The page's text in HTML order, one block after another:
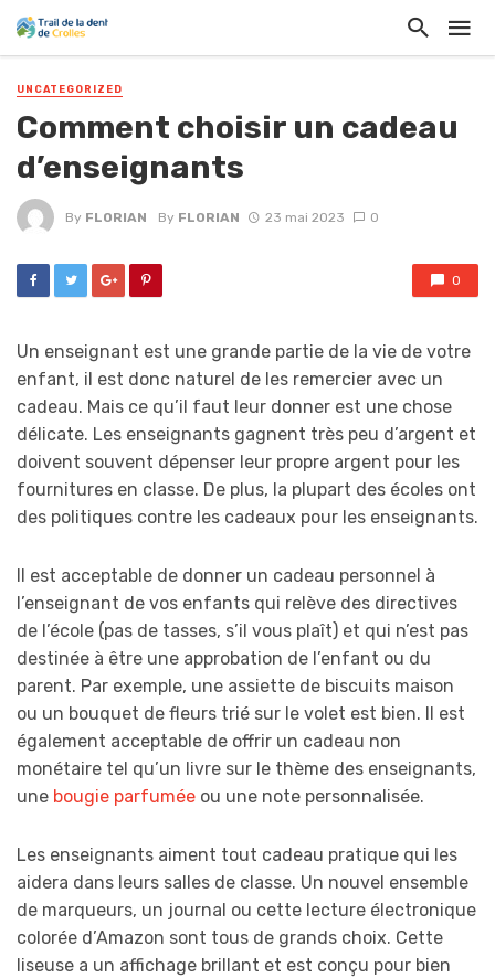
UNCATEGORIZED
Comment choisir un cadeau
d’enseignants
By FLORIAN By FLORIAN 23 mai 2023 0
0
Un enseignant est une grande partie de la vie de votre
enfant, il est donc naturel de les remercier avec un
cadeau. Mais ce qu’il faut leur donner est une chose
délicate. Les enseignants gagnent très peu d’argent et
doivent souvent dépenser leur propre argent pour les
fournitures en classe. De plus, la plupart des écoles ont
des politiques contre les cadeaux pour les enseignants.
Il est acceptable de donner un cadeau personnel à
l’enseignant de vos enfants qui relève des directives
de l’école (pas de tasses, s’il vous plaît) et qui n’est pas
destinée à être une approbation de l’enfant ou du
parent. Par exemple, une assiette de biscuits maison
ou un bouquet de fleurs trié sur le volet est bien. Il est
également acceptable de offrir un cadeau non
monétaire tel qu’un livre sur le thème des enseignants,
une bougie parfumée ou une note personnalisée.
Les enseignants aiment tout cadeau pratique qui les
aidera dans leurs salles de classe. Un nouvel ensemble
de marqueurs, un journal ou cette lecture électronique
colorée d’Amazon sont tous de grands choix. Cette
liseuse a un affichage brillant et est conçu pour bien